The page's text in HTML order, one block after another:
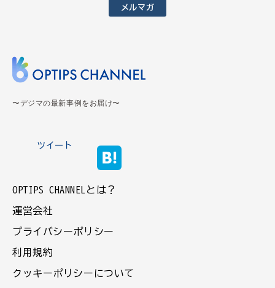
メルマガ
〜デジマの最新事例をお届け〜
ツイート
OPTIPS CHANNELとは？
運営会社
プライバシーポリシー
利用規約
クッキーポリシーについて